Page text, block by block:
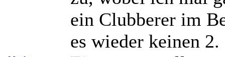
ein Clubberer im
es wieder keinen